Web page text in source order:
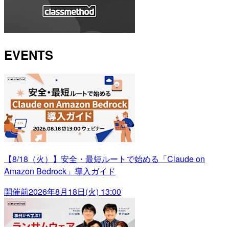
EVENTS
【8/18（火）】安全・最短ルートで始める「Claude on
Amazon Bedrock」導入ガイド
開催前2026年8月18日(火) 13:00